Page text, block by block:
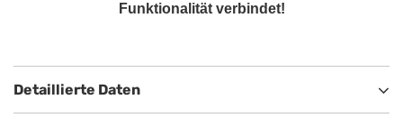
Funktionalität verbindet!
Detaillierte Daten